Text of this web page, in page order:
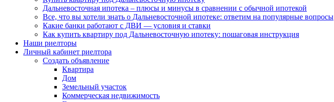
Дальневосточная ипотека – плюсы и минусы в сравнении с обычной ипотекой
Все, что вы хотели знать о Дальневосточной ипотеке: ответим на популярные вопросы
Какие банки работают с ДВИ — условия и ставки
Как купить квартиру под Дальневосточную ипотеку: пошаговая инструкция
Наши риелторы
Личный кабинет риелтора
Cоздать объявление
Квартира
Дом
Земельный участок
Коммерческая недвижимость